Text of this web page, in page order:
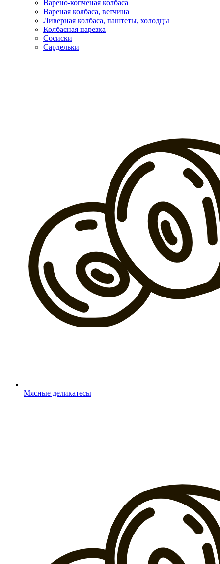
Варено-копченая колбаса
Вареная колбаса, ветчина
Ливерная колбаса, паштеты, холодцы
Колбасная нарезка
Сосиски
Сардельки
Мясные деликатесы